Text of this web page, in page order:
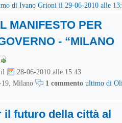
di Ivano Grioni il 29-06-2010 alle
MANIFESTO PER
- “MILANO
il
28-06-2010 alle 15:43
Milano
1 commento ultimo di
il futuro della città al